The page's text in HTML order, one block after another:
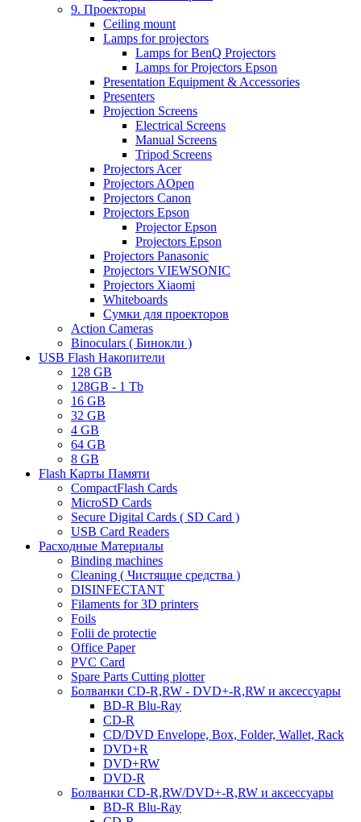
9. Проекторы
Ceiling mount
Lamps for projectors
Lamps for BenQ Projectors
Lamps for Projectors Epson
Presentation Equipment & Accessories
Presenters
Projection Screens
Electrical Screens
Manual Screens
Tripod Screens
Projectors Acer
Projectors AOpen
Projectors Canon
Projectors Epson
Projector Epson
Projectors Epson
Projectors Panasonic
Projectors VIEWSONIC
Projectors Xiaomi
Whiteboards
Сумки для проекторов
Action Cameras
Binoculars ( Бинокли )
USB Flash Накопители
128 GB
128GB - 1 Tb
16 GB
32 GB
4 GB
64 GB
8 GB
Flash Карты Памяти
CompactFlash Cards
MicroSD Cards
Secure Digital Cards ( SD Card )
USB Card Readers
Расходные Материалы
Binding machines
Cleaning ( Чистящие средства )
DISINFECTANT
Filaments for 3D printers
Foils
Folii de protectie
Office Paper
PVC Card
Spare Parts Cutting plotter
Болванки CD-R,RW - DVD+-R,RW и аксессуары
BD-R Blu-Ray
CD-R
CD/DVD Envelope, Box, Folder, Wallet, Rack
DVD+R
DVD+RW
DVD-R
Болванки CD-R,RW/DVD+-R,RW и аксессуары
BD-R Blu-Ray